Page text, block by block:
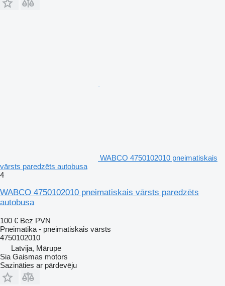
WABCO 4750102010 pneimatiskais
vārsts paredzēts autobusa
4
WABCO 4750102010 pneimatiskais vārsts paredzēts
autobusa
100 € Bez PVN
Pneimatika - pneimatiskais vārsts
4750102010
Latvija, Mārupe
Sia Gaismas motors
Sazināties ar pārdevēju